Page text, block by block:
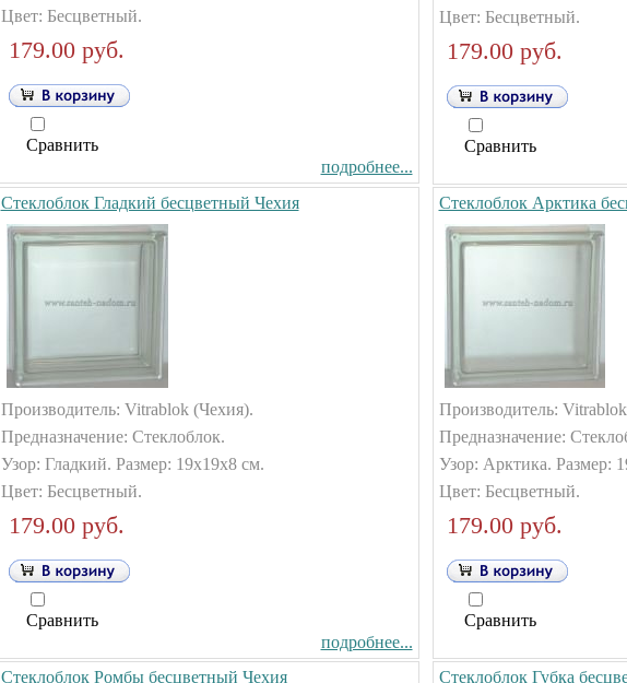
Цвет: Бесцветный.
179.00 руб.
Сравнить
подробнее...
Цвет: Бесцветный.
179.00 руб.
Сравнить
Стеклоблок Гладкий бесцветный Чехия
Производитель: Vitrablok (Чехия).
Предназначение: Стеклоблок.
Узор: Гладкий. Размер: 19х19х8 см.
Цвет: Бесцветный.
179.00 руб.
Сравнить
подробнее...
Стеклоблок Арктика
Производитель:
Предназначение:
Узор: Арктика. Размер:
Цвет: Бесцветный.
179.00 руб.
Сравнить
Стеклоблок Ромбы бесцветный Чехия
Стеклоблок Губка